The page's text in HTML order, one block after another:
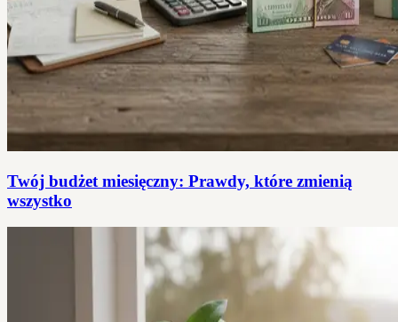
Twój budżet miesięczny: Prawdy, które zmienią
wszystko